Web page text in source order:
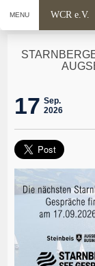
MENU WCR e.V.
17 Sep.
2026